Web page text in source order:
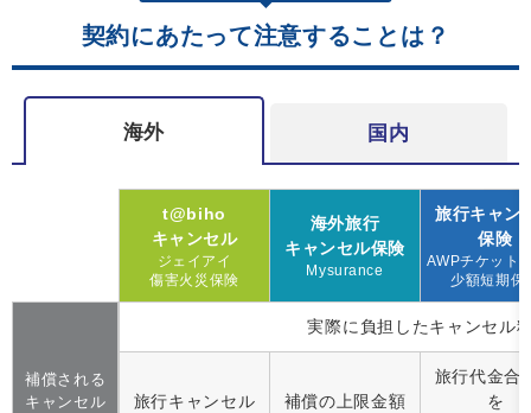
契約にあたって注意することは？
海外 国内
t@biho
キャンセル
ジェイアイ
傷害火災保険
海外旅行
キャンセル保険
Mysurance
旅行キャン
保険
AWPチケット
少額短期保
補償される
キャンセル
実際に負担したキャンセル
旅行キャンセル
補償の上限金額
旅行代金合
を